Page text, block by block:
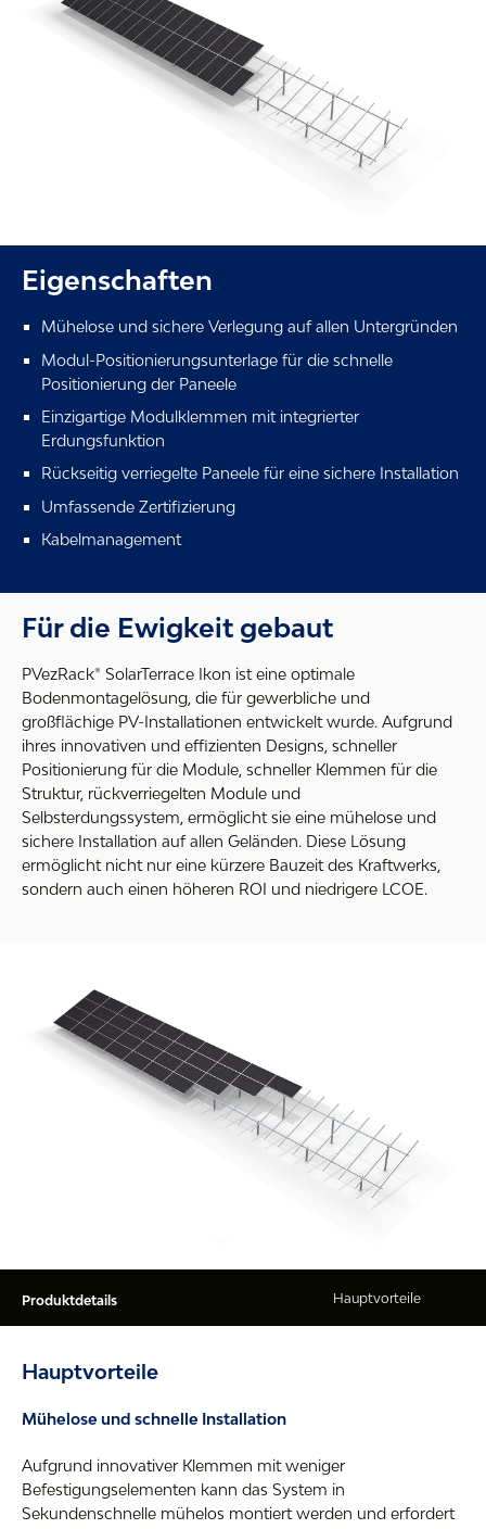
Eigenschaften
Mühelose und sichere Verlegung auf allen Untergründen
Modul-Positionierungsunterlage für die schnelle
Positionierung der Paneele
Einzigartige Modulklemmen mit integrierter
Erdungsfunktion
Rückseitig verriegelte Paneele für eine sichere Installation
Umfassende Zertifizierung
Kabelmanagement
Für die Ewigkeit gebaut
PVezRack® SolarTerrace Ikon ist eine optimale
Bodenmontagelösung, die für gewerbliche und
großflächige PV-Installationen entwickelt wurde. Aufgrund
ihres innovativen und effizienten Designs, schneller
Positionierung für die Module, schneller Klemmen für die
Struktur, rückverriegelten Module und
Selbsterdungssystem, ermöglicht sie eine mühelose und
sichere Installation auf allen Geländen. Diese Lösung
ermöglicht nicht nur eine kürzere Bauzeit des Kraftwerks,
sondern auch einen höheren ROI und niedrigere LCOE.
Produktdetails
Hauptvorteile
Mühelose und schnelle Installation
Aufgrund innovativer Klemmen mit weniger
Befestigungselementen kann das System in
Sekundenschnelle mühelos montiert werden und erfordert